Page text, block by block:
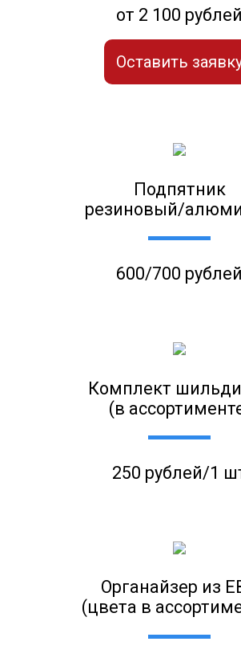
от 2 100 рублей
Оставить
Подпятник
резиновый/
600/700 рублей
Комплект
(в
250 рублей/1
Органайзер из
(цвета в